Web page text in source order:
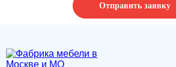
Отправить заявку